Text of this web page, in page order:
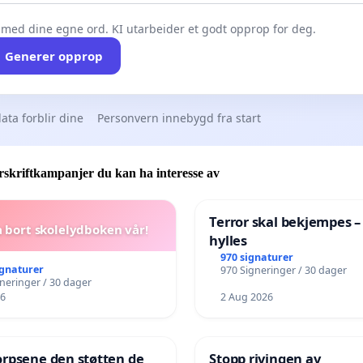
dine egne ord. KI utarbeider et godt opprop for deg.
Generer opprop
forblir dine Personvern innebygd fra start
du kan ha interesse av
bort skolelydboken vår!
/ 30 dager
Terror skal bekjempes
hylles
970 signaturer
970 Signeringer / 30 dager
2 Aug 2026
den støtten de Stopp rivingen av